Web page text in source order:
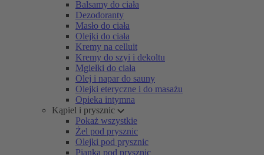
Balsamy do ciała
Dezodoranty
Masło do ciała
Olejki do ciała
Kremy na celluit
Kremy do szyi i dekoltu
Mgiełki do ciała
Olej i napar do sauny
Olejki eteryczne i do masażu
Opieka intymna
Kąpiel i prysznic
Pokaż wszystkie
Żel pod prysznic
Olejki pod prysznic
Pianka pod prysznic